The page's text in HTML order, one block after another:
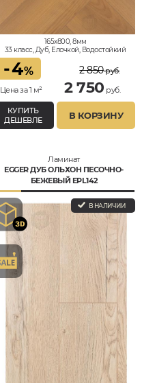
165x800, 8мм
33 класс, Дуб, Елочкой, Водостойкий
-4%
Цена за 1 м²
2 850руб.
2 750 руб.
КУПИТЬ
ДЕШЕВЛЕ
В КОРЗИНУ
Ламинат
EGGER ДУБ ОЛЬХОН ПЕСОЧНО-
БЕЖЕВЫЙ EPL142
В НАЛИЧИИ